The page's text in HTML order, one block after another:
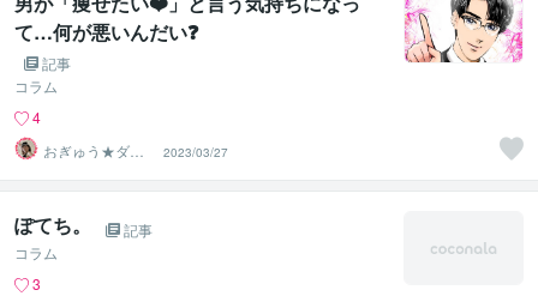
て…何が悪いんだい❓
記事
コラム
4
おぎゅう★ダイ
エットの専門家
2023/03/27
ぽてち。
記事
コラム
3